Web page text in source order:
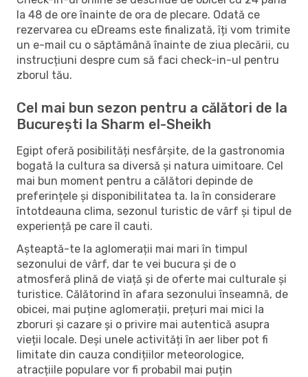
la 48 de ore înainte de ora de plecare. Odată ce
rezervarea cu eDreams este finalizată, îți vom trimite
un e-mail cu o săptămână înainte de ziua plecării, cu
instrucțiuni despre cum să faci check-in-ul pentru
zborul tău.
Cel mai bun sezon pentru a călători de la
București la Sharm el-Sheikh
Egipt oferă posibilități nesfârșite, de la gastronomia
bogată la cultura sa diversă și natura uimitoare. Cel
mai bun moment pentru a călători depinde de
preferințele și disponibilitatea ta. Ia în considerare
întotdeauna clima, sezonul turistic de vârf și tipul de
experiență pe care îl cauti.
Așteaptă-te la aglomerații mai mari în timpul
sezonului de vârf, dar te vei bucura și de o
atmosferă plină de viață și de oferte mai culturale și
turistice. Călătorind în afara sezonului înseamnă, de
obicei, mai puține aglomerații, prețuri mai mici la
zboruri și cazare și o privire mai autentică asupra
vieții locale. Deși unele activități în aer liber pot fi
limitate din cauza condițiilor meteorologice,
atracțiile populare vor fi probabil mai puțin